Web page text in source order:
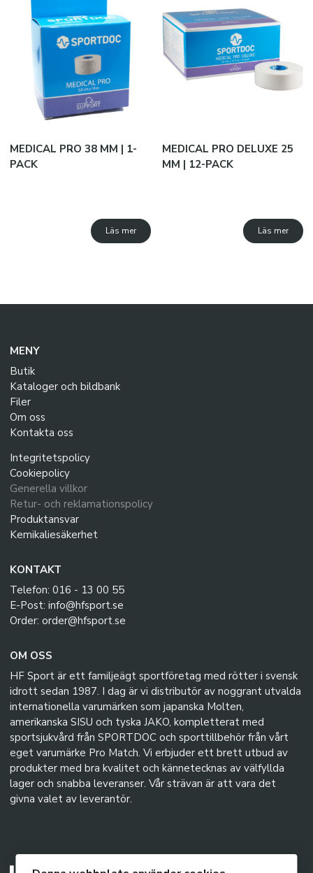
MEDICAL PRO 38 MM | 1-
PACK
Läs mer
MEDICAL PRO DELUXE 25
MM | 12-PACK
Läs mer
MENY
Butik
Kataloger och bildbank
Filer
Om oss
Kontakta oss
Integritetspolicy
Cookiepolicy
Generella villkor
Retur- och reklamationspolicy
Produktansvar
Kemikaliesäkerhet
KONTAKT
Telefon: 016 - 13 00 55
E-Post: info@hfsport.se
Order: order@hfsport.se
OM OSS
HF Sport är ett familjeägt sportföretag med rötter i svensk
idrott sedan 1987. I dag är vi distributör av noggrant utvalda
internationella varumärken som japanska Molten,
amerikanska SISU och tyska JAKO, kompletterat med
sportsjukvård från SPORTDOC och sporttillbehör från vårt
eget varumärke Pro Match. Vi erbjuder ett brett utbud av
produkter med bra kvalitet och kännetecknas av välfyllda
lager och snabba leveranser. Vår strävan är att vara det
givna valet av leverantör.